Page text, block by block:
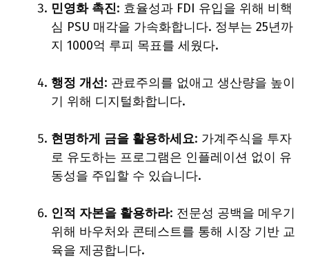
민영화 촉진: 효율성과 FDI 유입을 위해 비핵
심 PSU 매각을 가속화합니다. 정부는 25년까
지 1000억 루피 목표를 세웠다.
행정 개선: 관료주의를 없애고 생산량을 높이
기 위해 디지털화합니다.
현명하게 금을 활용하세요: 가계주식을 투자
로 유도하는 프로그램은 인플레이션 없이 유
동성을 주입할 수 있습니다.
인적 자본을 활용하라: 전문성 공백을 메우기
위해 바우처와 콘테스트를 통해 시장 기반 교
육을 제공합니다.